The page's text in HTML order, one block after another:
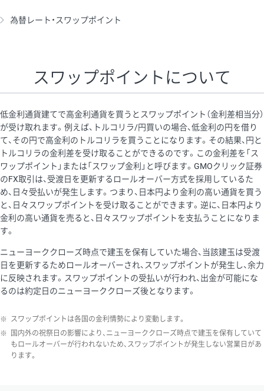
為替レート・スワップポイント
スワップポイントについて
低金利通貨建てで高金利通貨を買うとスワップポイント（金利差相当分）
が受け取れます。例えば、トルコリラ/円買いの場合、低金利の円を借り
て、その円で高金利のトルコリラを買うことになります。その結果、円と
トルコリラの金利差を受け取ることができるのです。この金利差を「ス
ワップポイント」または「スワップ金利」と呼びます。GMOクリック証券
のFX取引は、受渡日を更新するロールオーバー方式を採用しているた
め、日々受払いが発生します。つまり、日本円より金利の高い通貨を買う
と、日々スワップポイントを受け取ることができます。逆に、日本円より
金利の高い通貨を売ると、日々スワップポイントを支払うことになりま
す。
ニューヨーククローズ時点で建玉を保有していた場合、当該建玉は受渡
日を更新するためロールオーバーされ、スワップポイントが発生し、余力
に反映されます。スワップポイントの受払いが行われ、出金が可能にな
るのは約定日のニューヨーククローズ後となります。
※ スワップポイントは各国の金利情勢により変動します。
※
国内外の祝祭日の影響により、ニューヨーククローズ時点で建玉を保有していて
もロールオーバーが行われないため、スワップポイントが発生しない営業日があ
ります。